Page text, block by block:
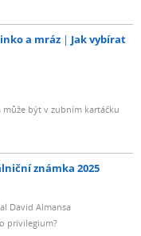
a mráz
Jak vybírat
může být v zubním kartáčku
známka 2025
David Almansa
privilegium?